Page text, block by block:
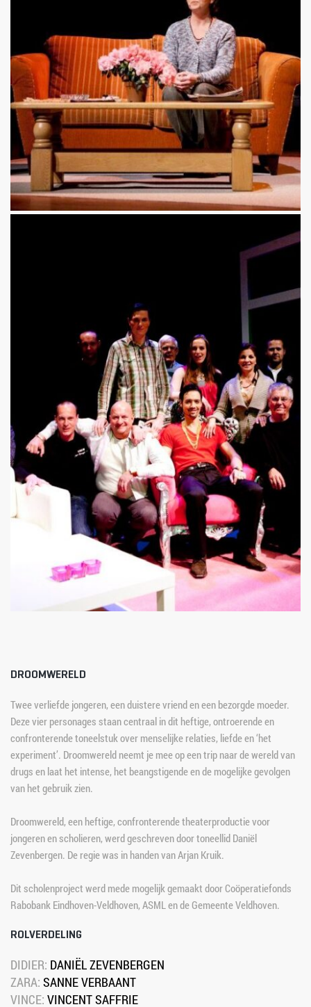
DROOMWERELD
Twee verliefde jongeren, een duistere vriend en een bezorgde moeder.
Deze vier personages staan centraal in dit heftige, ontroerende en
confronterende toneelstuk over menselijke relaties, liefde en ‘het
experiment’. Droomwereld neemt je mee op een trip naar de wereld van
drugs en laat het intense, het beangstigende en de mogelijke gevolgen
van het gebruik zien.
Droomwereld, een heftige, confronterende theaterproductie voor
jongeren en scholieren, werd geschreven door toneellid Daniël
Zevenbergen. De regie was in handen van Arjan Kruik.
Dit scholenproject werd mede mogelijk gemaakt door Coöperatiefonds
Rabobank Eindhoven-Veldhoven, ASML en de Gemeente Veldhoven.
ROLVERDELING
DIDIER: DANIËL ZEVENBERGEN
ZARA: SANNE VERBAANT
VINCE: VINCENT SAFFRIE